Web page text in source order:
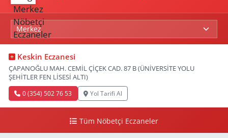
Keskin Eczanesi
ÇAPANOĞLU MAH. CEMİL ÇİÇEK CAD. 87 B (ÜNİVERSİTE YOLU
ŞEHİTLER FEN LİSESİ ALTI)
0 (354) 502 76 53 Yol Tarifi Al
Tüm Nöbetçi Eczaneler